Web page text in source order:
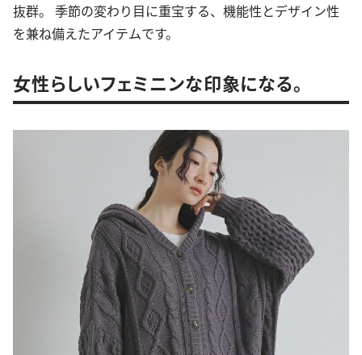
抜群。 季節の変わり目に重宝する、機能性とデザイン性
を兼ね備えたアイテムです。
女性らしいフェミニンな印象になる。